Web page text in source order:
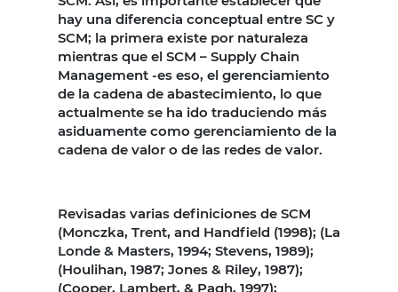
hay una diferencia conceptual entre SC y
SCM; la primera existe por naturaleza
mientras que el SCM – Supply Chain
Management -es eso, el gerenciamiento
de la cadena de abastecimiento, lo que
actualmente se ha ido traduciendo más
asiduamente como gerenciamiento de la
cadena de valor o de las redes de valor.
Revisadas varias definiciones de SCM
(Monczka, Trent, and Handfield (1998); (La
Londe & Masters, 1994; Stevens, 1989);
(Houlihan, 1987; Jones & Riley, 1987);
(Cooper, Lambert, & Pagh, 1997);